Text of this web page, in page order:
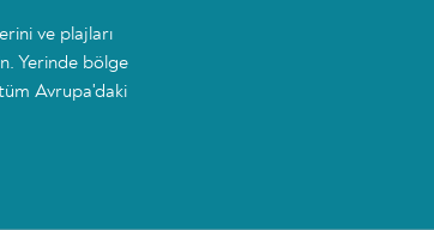
ve plajları
Yerinde bölge
Avrupa'daki